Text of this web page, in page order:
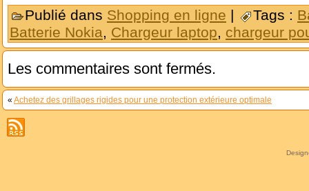
Publié dans Shopping en ligne | Tags :
Batterie Nokia, Chargeur laptop, chargeur
Les commentaires sont fermés.
« Achetez des grillages rigides pour une protection extérieure optimale